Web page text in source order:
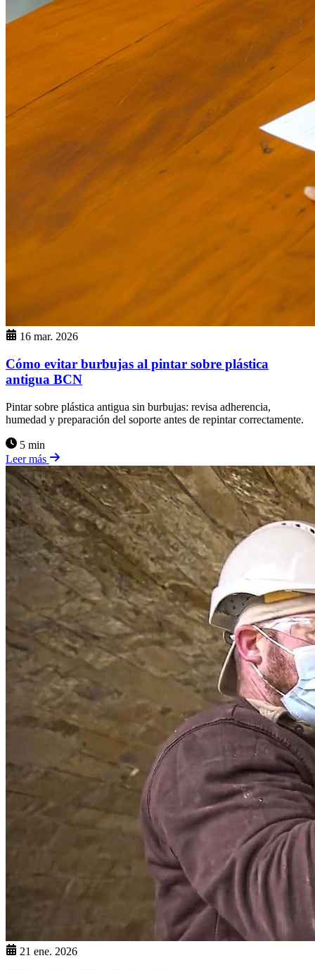
16 mar. 2026
Cómo evitar burbujas al pintar sobre plástica
antigua BCN
Pintar sobre plástica antigua sin burbujas: revisa adherencia,
humedad y preparación del soporte antes de repintar correctamente.
5 min
Leer más
21 ene. 2026